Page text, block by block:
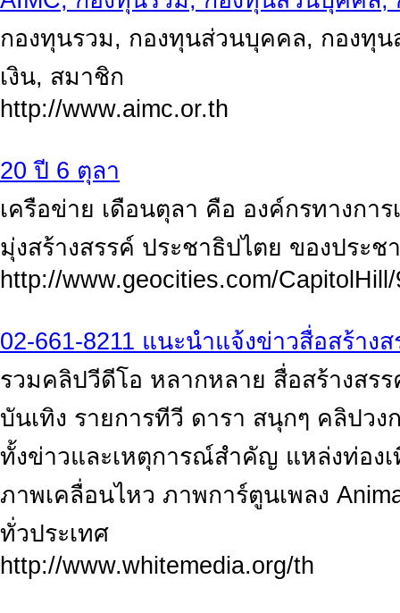
กองทุนรวม, กองทุนส่วนบุคคล, กองทุน
เงิน, สมาชิก
http://www.aimc.or.th
20 ปี 6 ตุลา
เครือข่าย เดือนตุลา คือ องค์กรทางก
มุ่งสร้างสรรค์ ประชาธิปไตย ของประช
http://www.geocities.com/
02-661-8211 แนะนำแจ้งข่าวสื่อสร้าง
รวมคลิปวีดีโอ หลากหลาย สื่อสร้างส
บันเทิง รายการทีวี ดารา สนุกๆ คลิปว
ทั้งข่าวและเหตุการณ์สำคัญ แหล่งท่อง
ภาพเคลื่อนไหว ภาพการ์ตูนเพลง
ทั่วประเทศ
http://www.whitemedia.org/th